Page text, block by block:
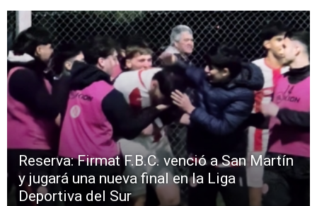
Reserva: Firmat F.B.C. venció a San Martín
y jugará una nueva final en la Liga
Deportiva del Sur